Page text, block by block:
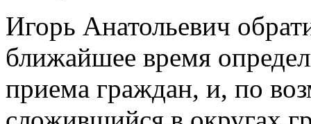
Игорь Анатольевич
ближайшее время
приема граждан, и, по